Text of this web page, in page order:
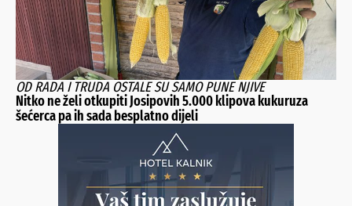
OD RADA I TRUDA OSTALE SU SAMO PUNE NJIVE
Nitko ne želi otkupiti Josipovih 5.000 klipova kukuruza
šećerca pa ih sada besplatno dijeli